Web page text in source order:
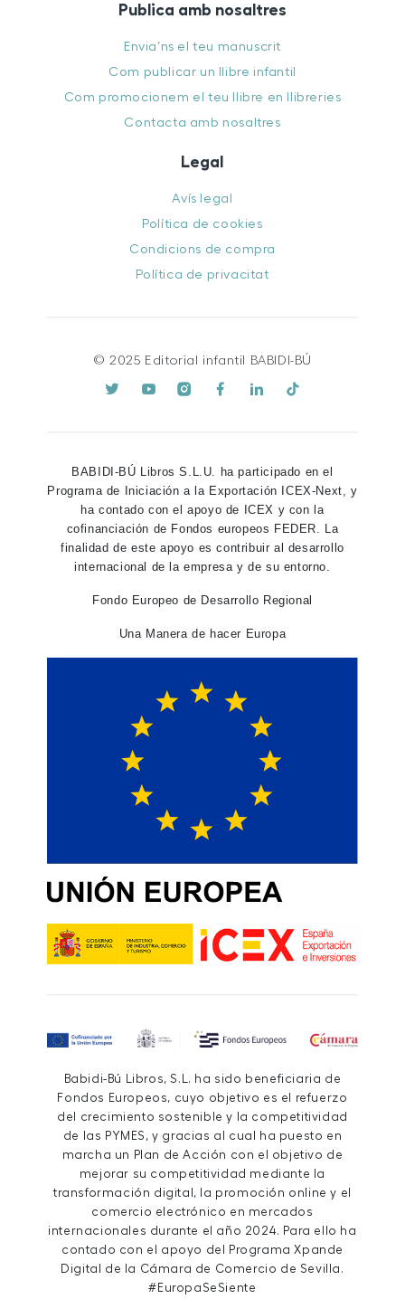
Publica amb nosaltres
Envia’ns el teu manuscrit
Com publicar un llibre infantil
Com promocionem el teu llibre en llibreries
Contacta amb nosaltres
Legal
Avís legal
Política de cookies
Condicions de compra
Política de privacitat
© 2025 Editorial infantil BABIDI-BÚ
BABIDI-BÚ Libros S.L.U. ha participado en el
Programa de Iniciación a la Exportación ICEX-Next, y
ha contado con el apoyo de ICEX y con la
cofinanciación de Fondos europeos FEDER. La
finalidad de este apoyo es contribuir al desarrollo
internacional de la empresa y de su entorno.
Fondo Europeo de Desarrollo Regional
Una Manera de hacer Europa
Babidi-Bú Libros, S.L. ha sido beneficiaria de
Fondos Europeos, cuyo objetivo es el refuerzo
del crecimiento sostenible y la competitividad
de las PYMES, y gracias al cual ha puesto en
marcha un Plan de Acción con el objetivo de
mejorar su competitividad mediante la
transformación digital, la promoción online y el
comercio electrónico en mercados
internacionales durante el año 2024. Para ello ha
contado con el apoyo del Programa Xpande
Digital de la Cámara de Comercio de Sevilla.
#EuropaSeSiente